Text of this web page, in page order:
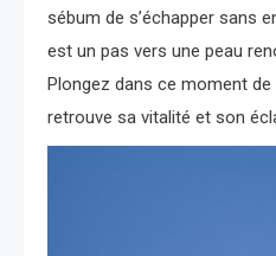
sébum de s’échapper sans
est un pas vers une peau
Plongez dans ce moment
retrouve sa vitalité et son